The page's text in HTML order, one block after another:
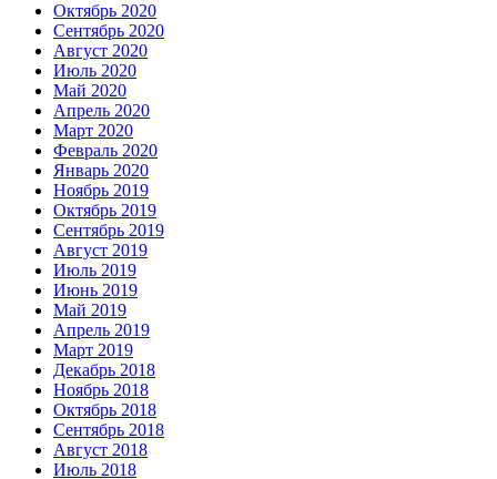
Октябрь 2020
Сентябрь 2020
Август 2020
Июль 2020
Май 2020
Апрель 2020
Март 2020
Февраль 2020
Январь 2020
Ноябрь 2019
Октябрь 2019
Сентябрь 2019
Август 2019
Июль 2019
Июнь 2019
Май 2019
Апрель 2019
Март 2019
Декабрь 2018
Ноябрь 2018
Октябрь 2018
Сентябрь 2018
Август 2018
Июль 2018